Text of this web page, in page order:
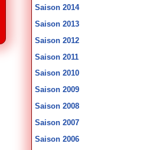
Saison 2014
Saison 2013
Saison 2012
Saison 2011
Saison 2010
Saison 2009
Saison 2008
Saison 2007
Saison 2006